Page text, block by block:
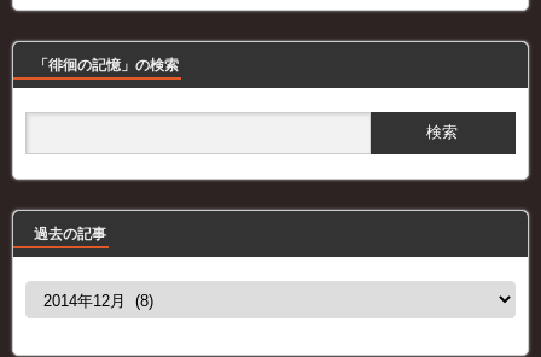
「徘徊の記憶」の検索
過去の記事
過